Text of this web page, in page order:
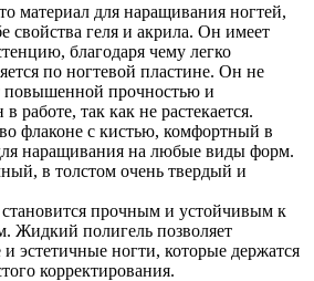
материал для наращивания ногтей,
свойства геля и акрила. Он имеет
благодаря чему легко
по ногтевой пластине. Он не
повышенной прочностью и
работе, так как не растекается.
флаконе с кистью, комфортный в
наращивания на любые виды форм.
в толстом очень твердый и
прочным и устойчивым к
Жидкий полигель позволяет
и эстетичные ногти, которые держатся
корректирования.